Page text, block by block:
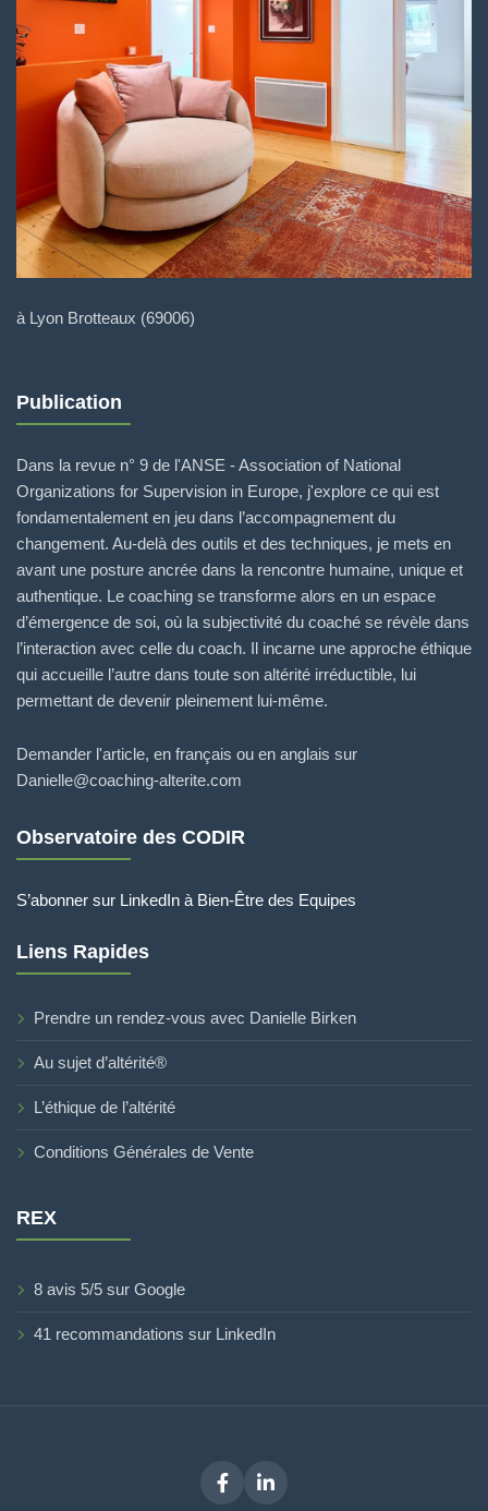
à Lyon Brotteaux (69006)
Publication
Dans la revue n° 9 de l'ANSE - Association of National
Organizations for Supervision in Europe, j'explore ce qui est
fondamentalement en jeu dans l’accompagnement du
changement. Au-delà des outils et des techniques, je mets en
avant une posture ancrée dans la rencontre humaine, unique et
authentique. Le coaching se transforme alors en un espace
d’émergence de soi, où la subjectivité du coaché se révèle dans
l’interaction avec celle du coach. Il incarne une approche éthique
qui accueille l’autre dans toute son altérité irréductible, lui
permettant de devenir pleinement lui-même.
Demander l'article, en français ou en anglais sur
Danielle@coaching-alterite.com
Observatoire des CODIR
S’abonner sur LinkedIn à Bien-Être des Equipes
Liens Rapides
Prendre un rendez-vous avec Danielle Birken
Au sujet d’altérité®
L’éthique de l’altérité
Conditions Générales de Vente
REX
8 avis 5/5 sur Google
41 recommandations sur LinkedIn
FacebookLinkedIn